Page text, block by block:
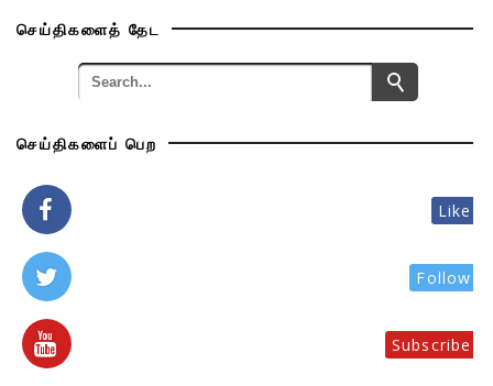
செய்திகளைத் தேட
செய்திகளைப் பெற
Like
Follow
Subscribe